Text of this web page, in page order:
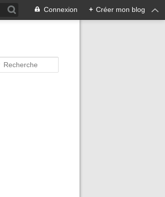
Connexion + Créer mon blog